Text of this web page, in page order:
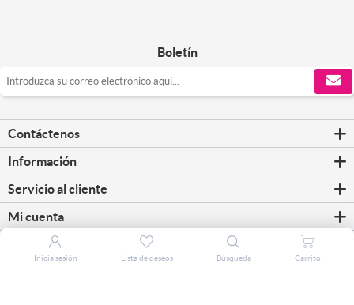
Boletín
Contáctenos
Información
Servicio al cliente
Mi cuenta
Inicia sesión Lista de deseos Búsqueda Carrito